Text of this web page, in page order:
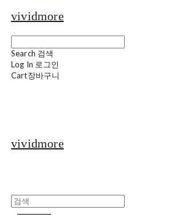
vividmore
Search 검색
Log In 로그인
Cart장바구니
vividmore